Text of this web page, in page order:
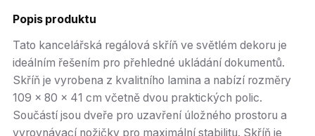
Popis produktu
Tato kancelářská regálová skříň ve světlém dekoru je
ideálním řešením pro přehledné ukládání dokumentů.
Skříň je vyrobena z kvalitního lamina a nabízí rozměry
109 x 80 x 41 cm včetně dvou praktických polic.
Součástí jsou dveře pro uzavření úložného prostoru a
vyrovnávací nožičky pro maximální stabilitu. Skříň je